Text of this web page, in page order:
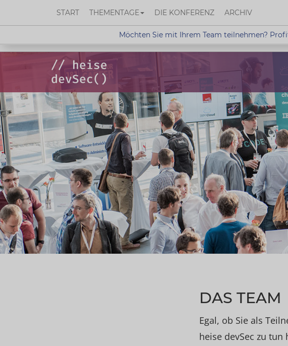
START THEMENTAGE DIE KONFERENZ ARCHIV
Möchten Sie mit Ihrem Team teilnehmen?
Möchten Sie mit Ihrem Team teilnehmen?
DAS TEAM
Egal, ob Sie als
heise devSec zu